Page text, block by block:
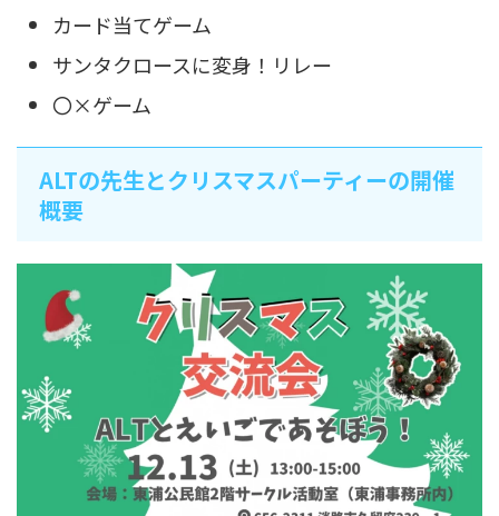
カード当てゲーム
サンタクロースに変身！リレー
〇×ゲーム
ALTの先生とクリスマスパーティーの開催
概要